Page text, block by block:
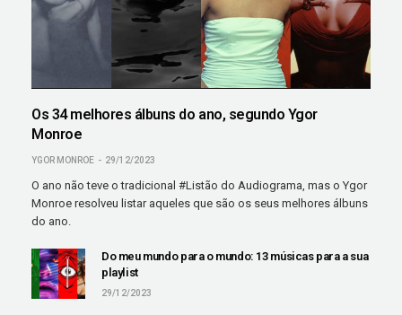
Os 34 melhores álbuns do ano, segundo Ygor
Monroe
YGOR MONROE 29/12/2023
O ano não teve o tradicional #Listão do Audiograma, mas o Ygor
Monroe resolveu listar aqueles que são os seus melhores álbuns
do ano.
Do meu mundo para o mundo: 13 músicas para a sua
playlist
29/12/2023